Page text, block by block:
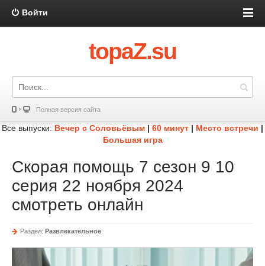
Войти
topaZ.su
Полная версия сайта
Все выпуски: Вечер с Соловьёвым | 60 минут | Место встречи |
Большая игра
Скорая помощь 7 сезон 9 10
серия 22 ноября 2024
смотреть онлайн
Раздел: Развлекательное